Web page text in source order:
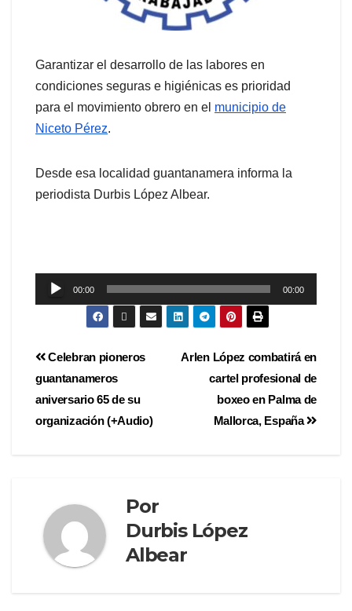
Garantizar el desarrollo de las labores en
condiciones seguras e higiénicas es prioridad
para el movimiento obrero en el municipio de
Niceto Pérez.
Desde esa localidad guantanamera informa la
periodista Durbis López Albear.
Reproductor
de
00:00 00:00
Arlen López combatirá en
cartel profesional de
boxeo en Palma de
Mallorca, España
Celebran pioneros
guantanameros
aniversario 65 de su
organización (+Audio)
Por
Durbis López
Albear